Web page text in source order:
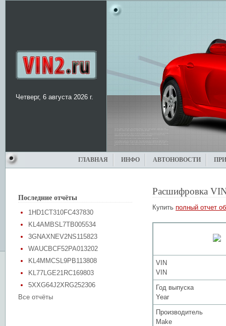
Четверг, 6 августа 2026 г.
ГЛАВНАЯ ИНФО АВТОНОВОСТИ
Последние отчёты
1HD1CT310FC437830
KL4AMBSL7TB005534
3GNAXNEV2NS115823
WAUCBCF52PA013202
KL4MMCSL9PB113808
KL77LGE21RC169803
5XXG64J2XRG252306
Все отчёты
Расшифровка
Купить полный отчет
VIN
VIN
Год выпуска
Year
Производитель
Make